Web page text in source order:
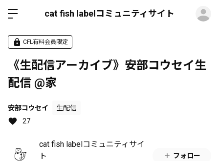
cat fish labelコミュニティサイト
CFL有料会員限定
《生配信アーカイブ》安部コウセイ生
配信 @家
安部コウセイ
生配信
27
cat fish labelコミュニティサイ
ト
フォロー